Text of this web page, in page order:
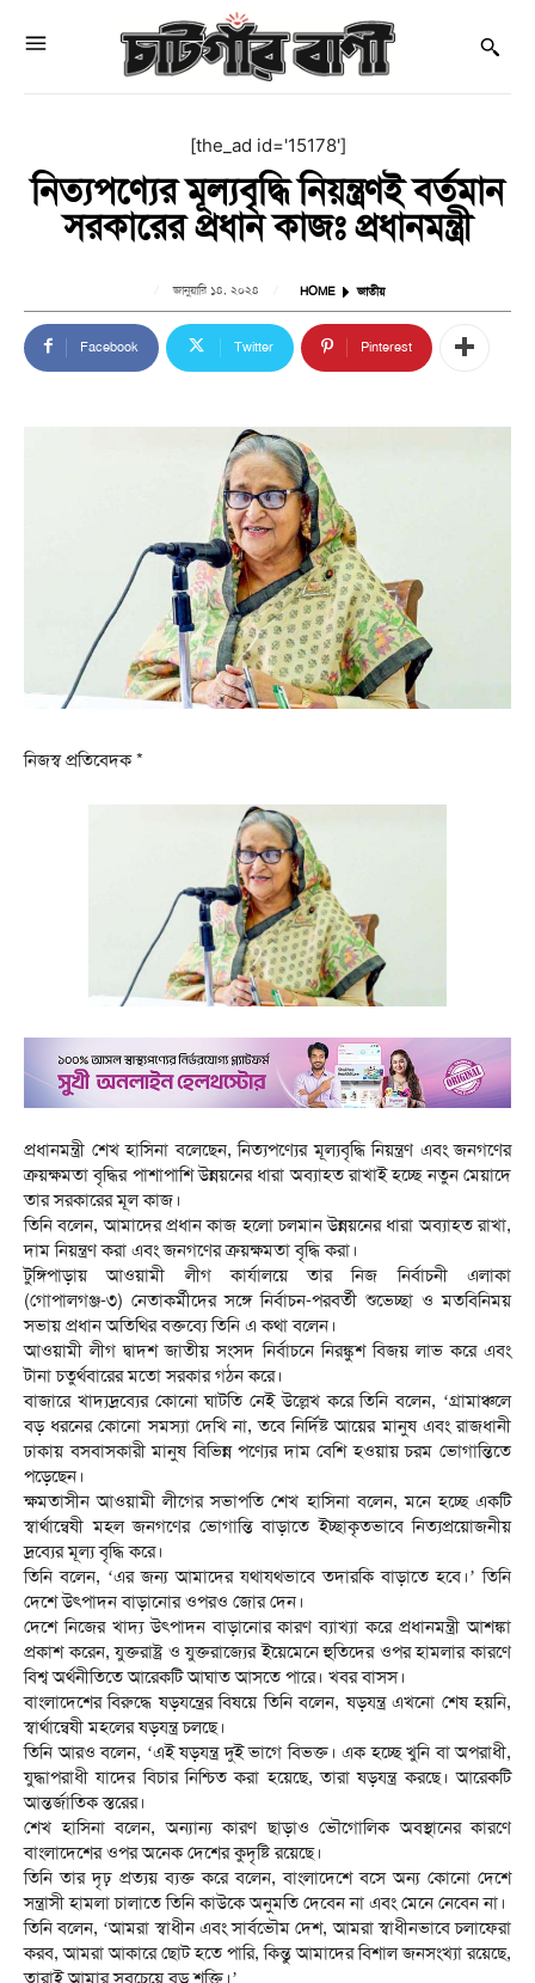
[the_ad id='15178']
নিত্যপণ্যের মূল্যবৃদ্ধি নিয়ন্ত্রণই বর্তমান
সরকারের প্রধান কাজঃ প্রধানমন্ত্রী
জানুয়ারি ১৪, ২০২৪ HOME জাতীয়
Facebook Twitter Pinterest
নিজস্ব প্রতিবেদক *
প্রধানমন্ত্রী শেখ হাসিনা বলেছেন, নিত্যপণ্যের মূল্যবৃদ্ধি নিয়ন্ত্রণ এবং জনগণের
ক্রয়ক্ষমতা বৃদ্ধির পাশাপাশি উন্নয়নের ধারা অব্যাহত রাখাই হচ্ছে নতুন মেয়াদে
তার সরকারের মূল কাজ।
তিনি বলেন, আমাদের প্রধান কাজ হলো চলমান উন্নয়নের ধারা অব্যাহত রাখা,
দাম নিয়ন্ত্রণ করা এবং জনগণের ক্রয়ক্ষমতা বৃদ্ধি করা।
টুঙ্গিপাড়ায় আওয়ামী লীগ কার্যালয়ে তার নিজ নির্বাচনী এলাকা
(গোপালগঞ্জ-৩) নেতাকর্মীদের সঙ্গে নির্বাচন-পরবর্তী শুভেচ্ছা ও মতবিনিময়
সভায় প্রধান অতিথির বক্তব্যে তিনি এ কথা বলেন।
আওয়ামী লীগ দ্বাদশ জাতীয় সংসদ নির্বাচনে নিরঙ্কুশ বিজয় লাভ করে এবং
টানা চতুর্থবারের মতো সরকার গঠন করে।
বাজারে খাদ্যদ্রব্যের কোনো ঘাটতি নেই উল্লেখ করে তিনি বলেন, ‘গ্রামাঞ্চলে
বড় ধরনের কোনো সমস্যা দেখি না, তবে নির্দিষ্ট আয়ের মানুষ এবং রাজধানী
ঢাকায় বসবাসকারী মানুষ বিভিন্ন পণ্যের দাম বেশি হওয়ায় চরম ভোগান্তিতে
পড়েছেন।
ক্ষমতাসীন আওয়ামী লীগের সভাপতি শেখ হাসিনা বলেন, মনে হচ্ছে একটি
স্বার্থান্বেষী মহল জনগণের ভোগান্তি বাড়াতে ইচ্ছাকৃতভাবে নিত্যপ্রয়োজনীয়
দ্রব্যের মূল্য বৃদ্ধি করে।
তিনি বলেন, ‘এর জন্য আমাদের যথাযথভাবে তদারকি বাড়াতে হবে।’ তিনি
দেশে উৎপাদন বাড়ানোর ওপরও জোর দেন।
দেশে নিজের খাদ্য উৎপাদন বাড়ানোর কারণ ব্যাখ্যা করে প্রধানমন্ত্রী আশঙ্কা
প্রকাশ করেন, যুক্তরাষ্ট্র ও যুক্তরাজ্যের ইয়েমেনে হুতিদের ওপর হামলার কারণে
বিশ্ব অর্থনীতিতে আরেকটি আঘাত আসতে পারে। খবর বাসস।
বাংলাদেশের বিরুদ্ধে ষড়যন্ত্রের বিষয়ে তিনি বলেন, ষড়যন্ত্র এখনো শেষ হয়নি,
স্বার্থান্বেষী মহলের ষড়যন্ত্র চলছে।
তিনি আরও বলেন, ‘এই ষড়যন্ত্র দুই ভাগে বিভক্ত। এক হচ্ছে খুনি বা অপরাধী,
যুদ্ধাপরাধী যাদের বিচার নিশ্চিত করা হয়েছে, তারা ষড়যন্ত্র করছে। আরেকটি
আন্তর্জাতিক স্তরের।
শেখ হাসিনা বলেন, অন্যান্য কারণ ছাড়াও ভৌগোলিক অবস্থানের কারণে
বাংলাদেশের ওপর অনেক দেশের কুদৃষ্টি রয়েছে।
তিনি তার দৃঢ় প্রত্যয় ব্যক্ত করে বলেন, বাংলাদেশে বসে অন্য কোনো দেশে
সন্ত্রাসী হামলা চালাতে তিনি কাউকে অনুমতি দেবেন না এবং মেনে নেবেন না।
তিনি বলেন, ‘আমরা স্বাধীন এবং সার্বভৌম দেশ, আমরা স্বাধীনভাবে চলাফেরা
করব, আমরা আকারে ছোট হতে পারি, কিন্তু আমাদের বিশাল জনসংখ্যা রয়েছে,
তারাই আমার সবচেয়ে বড় শক্তি।’